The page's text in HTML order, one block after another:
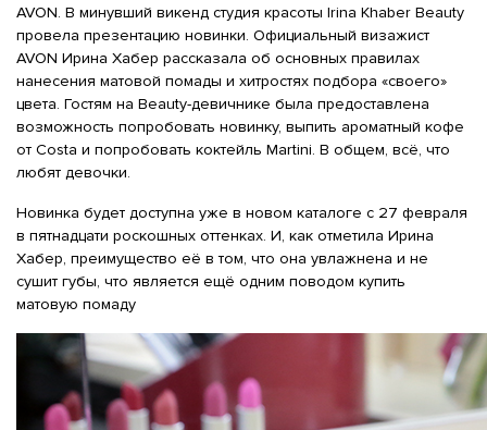
AVON. В минувший викенд студия красоты Irina Khaber Beauty
провела презентацию новинки. Официальный визажист
AVON Ирина Хабер рассказала об основных правилах
нанесения матовой помады и хитростях подбора «своего»
цвета. Гостям на Beauty-девичнике была предоставлена
возможность попробовать новинку, выпить ароматный кофе
от Costa и попробовать коктейль Martini. В общем, всё, что
любят девочки.
Новинка будет доступна уже в новом каталоге с 27 февраля
в пятнадцати роскошных оттенках. И, как отметила Ирина
Хабер, преимущество её в том, что она увлажнена и не
сушит губы, что является ещё одним поводом купить
матовую помаду